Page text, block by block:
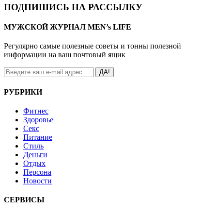
ПОДПИШИСЬ НА РАССЫЛКУ
МУЖСКОЙ ЖУРНАЛ MEN’s LIFE
Регулярно самые полезные советы и тонны полезной
информации на ваш почтовый ящик
ДА!
РУБРИКИ
Фитнес
Здоровье
Секс
Питание
Стиль
Деньги
Отдых
Персона
Новости
СЕРВИСЫ